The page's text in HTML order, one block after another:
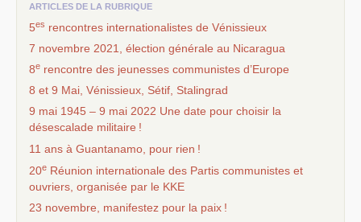
ARTICLES DE LA RUBRIQUE
5es rencontres internationalistes de Vénissieux
7 novembre 2021, élection générale au Nicaragua
8e rencontre des jeunesses communistes d’Europe
8 et 9 Mai, Vénissieux, Sétif, Stalingrad
9 mai 1945 – 9 mai 2022 Une date pour choisir la
désescalade militaire !
11 ans à Guantanamo, pour rien !
20e Réunion internationale des Partis communistes et
ouvriers, organisée par le KKE
23 novembre, manifestez pour la paix !